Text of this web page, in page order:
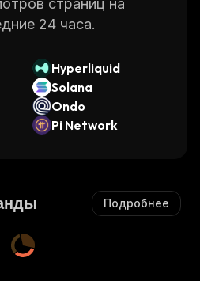
страниц на
24 часа.
Hyperliquid
Solana
Ondo
Pi Network
Подробнее